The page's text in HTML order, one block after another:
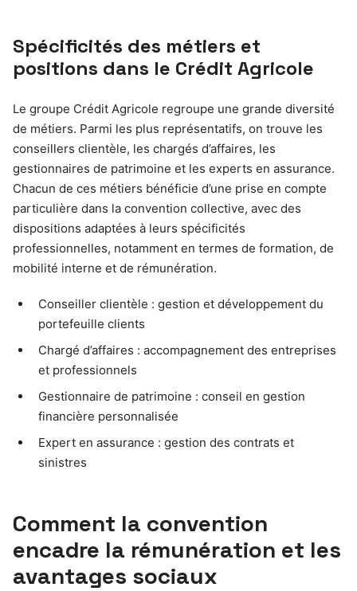
Spécificités des métiers et
positions dans le Crédit Agricole
Le groupe Crédit Agricole regroupe une grande diversité
de métiers. Parmi les plus représentatifs, on trouve les
conseillers clientèle, les chargés d’affaires, les
gestionnaires de patrimoine et les experts en assurance.
Chacun de ces métiers bénéficie d’une prise en compte
particulière dans la convention collective, avec des
dispositions adaptées à leurs spécificités
professionnelles, notamment en termes de formation, de
mobilité interne et de rémunération.
Conseiller clientèle : gestion et développement du
portefeuille clients
Chargé d’affaires : accompagnement des entreprises
et professionnels
Gestionnaire de patrimoine : conseil en gestion
financière personnalisée
Expert en assurance : gestion des contrats et
sinistres
Comment la convention
encadre la rémunération et les
avantages sociaux